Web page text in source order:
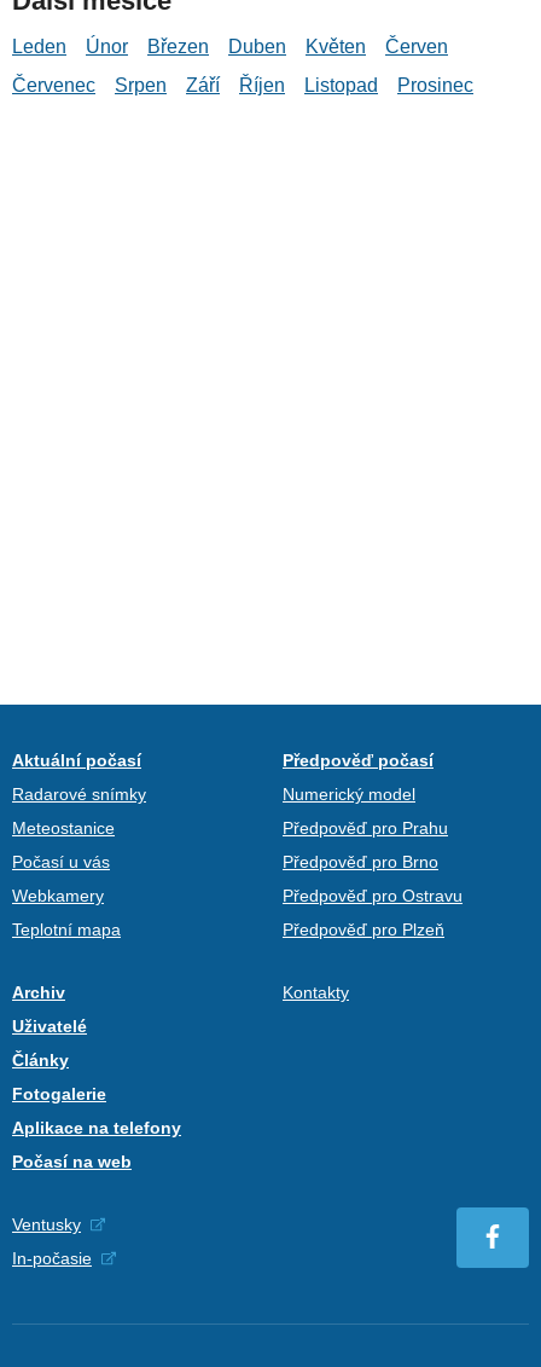
Leden Únor Březen Duben Květen
Červen
Červenec
Srpen Září Říjen Listopad Prosinec
Aktuální počasí
Radarové snímky
Meteostanice
Počasí u vás
Webkamery
Teplotní mapa
Předpověď počasí
Numerický model
Předpověď pro Prahu
Předpověď pro Brno
Předpověď pro Ostravu
Předpověď pro Plzeň
Archiv
Uživatelé
Články
Fotogalerie
Aplikace na telefony
Počasí na web
Kontakty
Ventusky
In-počasie